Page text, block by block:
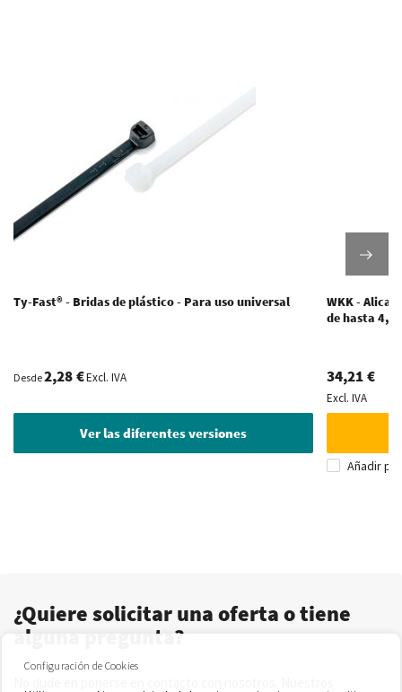
Ty-Fast® - Bridas de plástico - Para uso universal
Desde2,28 €Excl. IVA
Ver las diferentes versiones
WKK -
de hasta 4,8
34,21 €
Excl. IVA
Añadir
¿Quiere solicitar una oferta o tiene
alguna pregunta?
Configuración de Cookies